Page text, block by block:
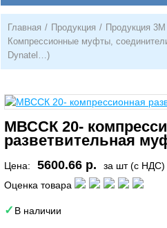
Главная / Продукция / Продукция 3М
Компрессионные муфты,
Dynatel…)
МВССК 20-
разветвительная
Цена: 5600.66 р.
за шт (с НДС)
Оценка товара
В наличии